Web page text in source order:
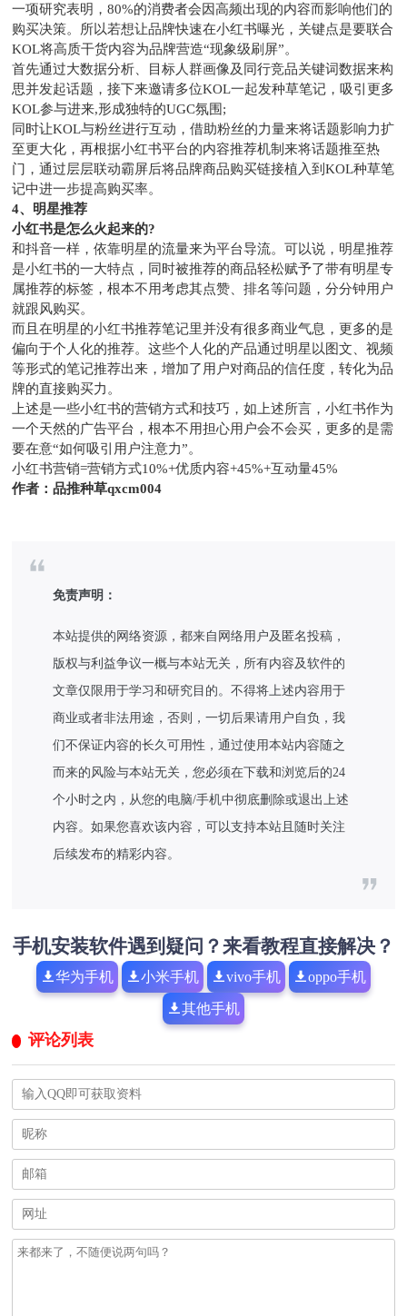
一项研究表明，80%的消费者会因高频出现的内容而影响他们的
购买决策。所以若想让品牌快速在小红书曝光，关键点是要联合
KOL将高质干货内容为品牌营造“现象级刷屏”。
首先通过大数据分析、目标人群画像及同行竞品关键词数据来构
思并发起话题，接下来邀请多位KOL一起发种草笔记，吸引更多
KOL参与进来,形成独特的UGC氛围;
同时让KOL与粉丝进行互动，借助粉丝的力量来将话题影响力扩
至更大化，再根据小红书平台的内容推荐机制来将话题推至热
门，通过层层联动霸屏后将品牌商品购买链接植入到KOL种草笔
记中进一步提高购买率。
4、明星推荐
小红书是怎么火起来的?
和抖音一样，依靠明星的流量来为平台导流。可以说，明星推荐
是小红书的一大特点，同时被推荐的商品轻松赋予了带有明星专
属推荐的标签，根本不用考虑其点赞、排名等问题，分分钟用户
就跟风购买。
而且在明星的小红书推荐笔记里并没有很多商业气息，更多的是
偏向于个人化的推荐。这些个人化的产品通过明星以图文、视频
等形式的笔记推荐出来，增加了用户对商品的信任度，转化为品
牌的直接购买力。
上述是一些小红书的营销方式和技巧，如上述所言，小红书作为
一个天然的广告平台，根本不用担心用户会不会买，更多的是需
要在意“如何吸引用户注意力”。
小红书营销=营销方式10%+优质内容+45%+互动量45%
作者：品推种草qxcm004
免责声明：
本站提供的网络资源，都来自网络用户及匿名投稿，
版权与利益争议一概与本站无关，所有内容及软件的
文章仅限用于学习和研究目的。不得将上述内容用于
商业或者非法用途，否则，一切后果请用户自负，我
们不保证内容的长久可用性，通过使用本站内容随之
而来的风险与本站无关，您必须在下载和浏览后的24
个小时之内，从您的电脑/手机中彻底删除或退出上述
内容。如果您喜欢该内容，可以支持本站且随时关注
后续发布的精彩内容。
手机安装软件遇到疑问？来看教程直接解决？
华为手机 小米手机 vivo手机 oppo手机
其他手机
评论列表